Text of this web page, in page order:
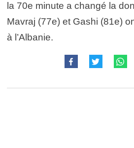
la 70e minute a changé la
Mavraj (77e) et Gashi (81e)
à l’Albanie.